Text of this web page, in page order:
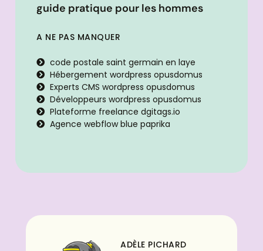
guide pratique pour les hommes
A NE PAS MANQUER
code postale saint germain en laye
Hébergement wordpress opusdomus
Experts CMS wordpress opusdomus
Développeurs wordpress opusdomus
Plateforme freelance dgitags.io
Agence webflow blue paprika
ADÈLE PICHARD